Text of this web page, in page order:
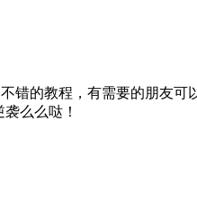
错的教程，有需要的朋友
么么哒！